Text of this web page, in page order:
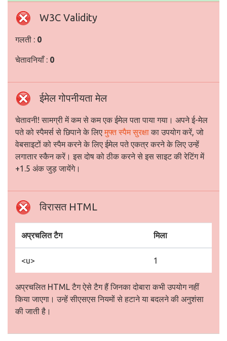
W3C Validity
गलती : 0
चेतावनियाँ : 0
ईमेल गोपनीयता मेल
चेतावनी! सामग्री में कम से कम एक ईमेल पता पाया गया। अपने ई-मेल
पते को स्पैमर्स से छिपाने के लिए मुफ्त स्पैम सुरक्षाका उपयोग करें, जो
वेबसाइटों को स्पैम करने के लिए ईमेल पते एकत्र करने के लिए उन्हें
लगातार स्कैन करें। इस दोष को ठीक करने से इस साइट की रेटिंग में
+1.5 अंक जुड़ जायेंगे।
विरासत HTML
अप्रचलित टैग मिला
<u> 1
अप्रचलित HTML टैग ऐसे टैग हैं जिनका दोबारा कभी उपयोग नहीं
किया जाएगा। उन्हें सीएसएस नियमों से हटाने या बदलने की अनुशंसा
की जाती है।